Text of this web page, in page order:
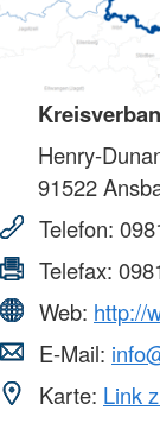
Henry-
91522
Telefon:
Telefax:
Web: http://
E-Mail:
Karte: Link